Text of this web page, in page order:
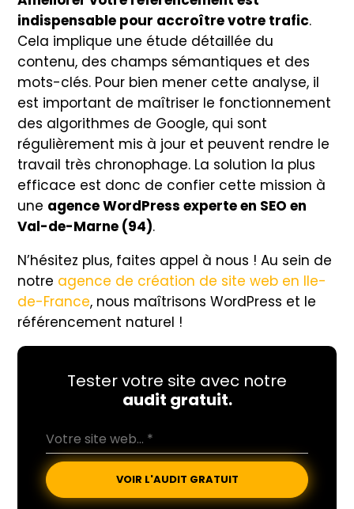
indispensable pour accroître votre trafic.
Cela implique une étude détaillée du
contenu, des champs sémantiques et des
mots-clés. Pour bien mener cette analyse, il
est important de maîtriser le fonctionnement
des algorithmes de Google, qui sont
régulièrement mis à jour et peuvent rendre le
travail très chronophage. La solution la plus
efficace est donc de confier cette mission à
une agence WordPress experte en SEO en
Val-de-Marne (94).
N’hésitez plus, faites appel à nous ! Au sein de
notre agence de création de site web en Ile-
de-France, nous maîtrisons WordPress et le
référencement naturel !
Tester votre site avec notre
audit gratuit.
VOIR L'AUDIT GRATUIT